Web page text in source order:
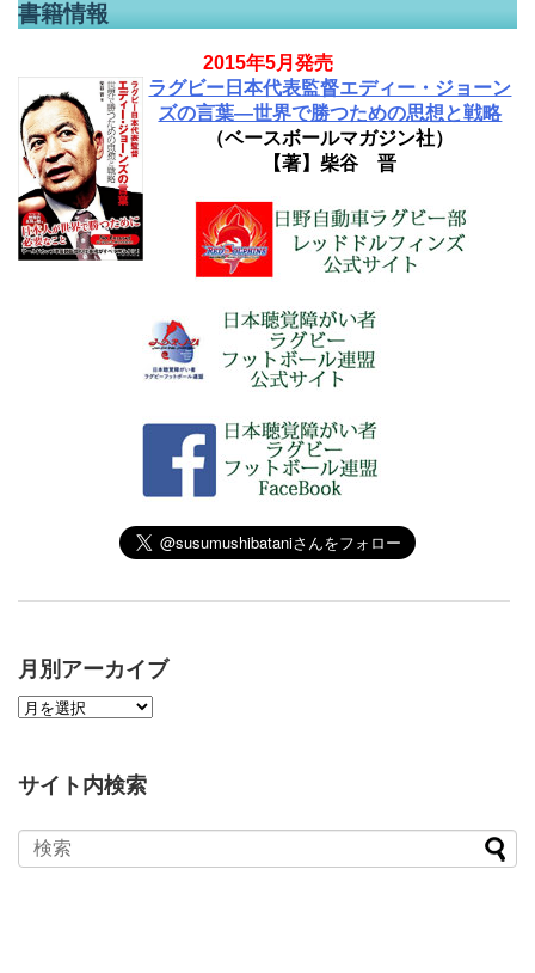
書籍情報
2015年5月発売
ラグビー日本代表監督エディー・ジョーン
ズの言葉―世界で勝つための思想と戦略
（ベースボールマガジン社）
【著】柴谷 晋
月別アーカイブ
サイト内検索